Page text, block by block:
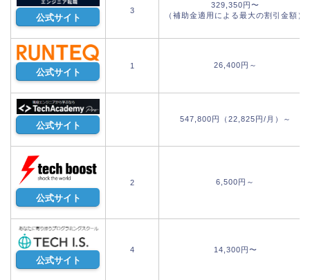
公式サイト
3
329,350円〜
（補助金適用による最大の割引金額）
公式サイト
1 26,400円～
公式サイト
547,800円（22,825円/月）～
公式サイト
2 6,500円～
公式サイト
4 14,300円〜